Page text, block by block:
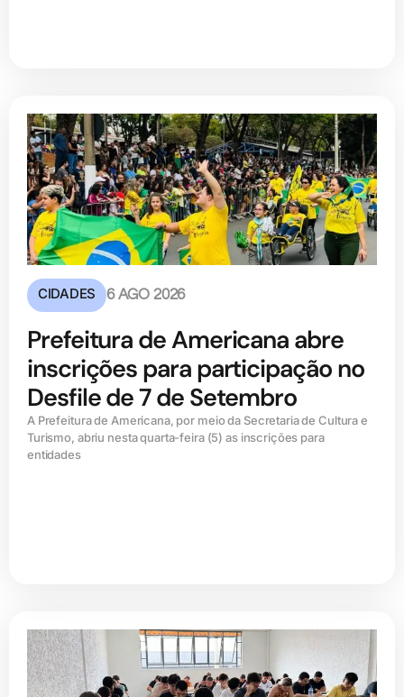
CIDADES 6 AGO 2026
Prefeitura de Americana abre
inscrições para participação no
Desfile de 7 de Setembro
A Prefeitura de Americana, por meio da Secretaria de Cultura e
Turismo, abriu nesta quarta-feira (5) as inscrições para
entidades